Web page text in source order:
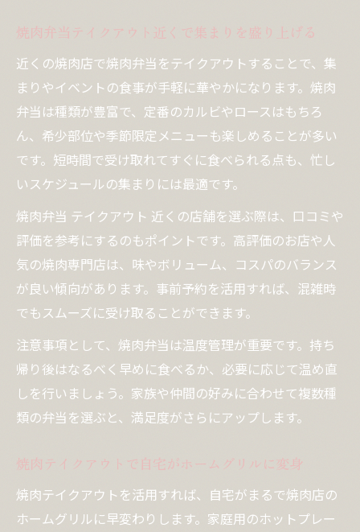
焼肉弁当テイクアウト近くで集まりを盛り上げる
近くの焼肉店で焼肉弁当をテイクアウトすることで、集
まりやイベントの食事が手軽に華やかになります。焼肉
弁当は種類が豊富で、定番のカルビやロースはもちろ
ん、希少部位や季節限定メニューも楽しめることが多い
です。短時間で受け取れてすぐに食べられる点も、忙し
いスケジュールの集まりには最適です。
焼肉弁当 テイクアウト 近くの店舗を選ぶ際は、口コミや
評価を参考にするのもポイントです。高評価のお店や人
気の焼肉専門店は、味やボリューム、コスパのバランス
が良い傾向があります。事前予約を活用すれば、混雑時
でもスムーズに受け取ることができます。
注意事項として、焼肉弁当は温度管理が重要です。持ち
帰り後はなるべく早めに食べるか、必要に応じて温め直
しを行いましょう。家族や仲間の好みに合わせて複数種
類の弁当を選ぶと、満足度がさらにアップします。
焼肉テイクアウトで自宅がホームグリルに変身
焼肉テイクアウトを活用すれば、自宅がまるで焼肉店の
ホームグリルに早変わりします。家庭用のホットプレー